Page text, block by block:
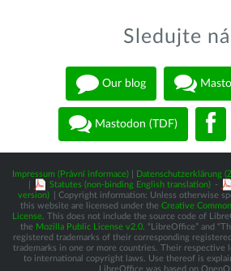
Sledujte
Our blog
Mastodon (TDF)
Impressum (Právní informace)
Datenschutzerklärung
Statutes (non-binding English translation) -
version)
| Copyright information: Unless otherwise
this website are licensed under the Creative
License . This does not include the source code of
the Mozilla Public License v2.0 . “LibreOffice” and
registered trademarks of their corresponding
trademarks in one or more countries. Their respective
to international copyright laws. Use thereof is
LibreOffice was based on